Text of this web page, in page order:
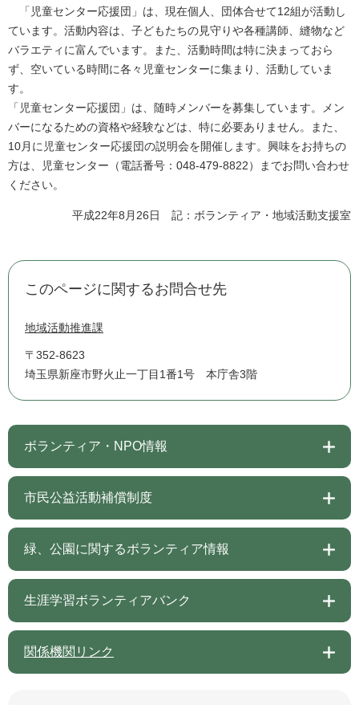
「児童センター応援団」は、現在個人、団体合せて12組が活動し
ています。活動内容は、子どもたちの見守りや各種講師、縫物など
バラエティに富んでいます。また、活動時間は特に決まっておら
ず、空いている時間に各々児童センターに集まり、活動していま
す。
「児童センター応援団」は、随時メンバーを募集しています。メン
バーになるための資格や経験などは、特に必要ありません。また、
10月に児童センター応援団の説明会を開催します。興味をお持ちの
方は、児童センター（電話番号：048-479-8822）までお問い合わせ
ください。
平成22年8月26日 記：ボランティア・地域活動支援室
このページに関するお問合せ先
地域活動推進課
〒352-8623
埼玉県新座市野火止一丁目1番1号 本庁舎3階
ボランティア・NPO情報
市民公益活動補償制度
緑、公園に関するボランティア情報
生涯学習ボランティアバンク
関係機関リンク